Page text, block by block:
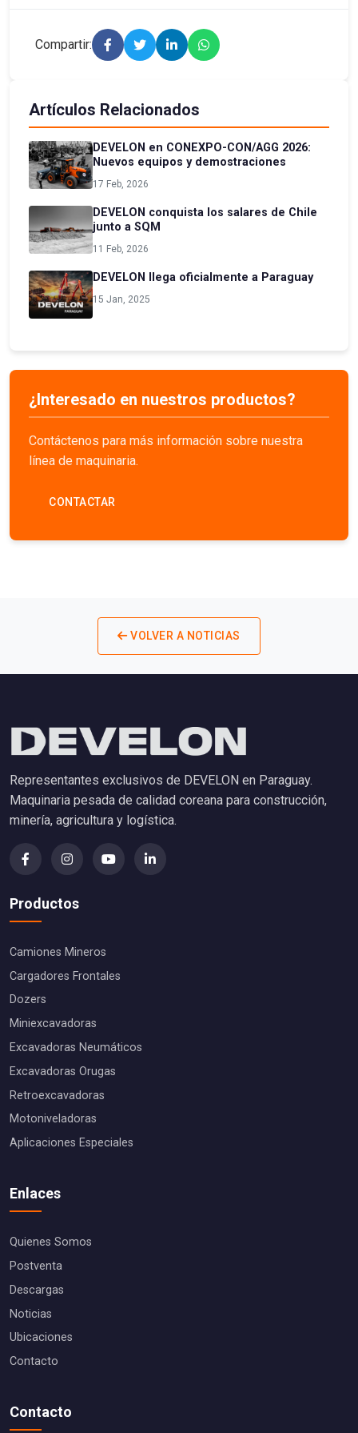
Compartir:
Artículos Relacionados
DEVELON en CONEXPO-CON/AGG 2026:
Nuevos equipos y demostraciones
17 Feb, 2026
DEVELON conquista los salares de Chile
junto a SQM
11 Feb, 2026
DEVELON llega oficialmente a Paraguay
15 Jan, 2025
¿Interesado en nuestros productos?
Contáctenos para más información sobre nuestra
línea de maquinaria.
CONTACTAR
VOLVER A NOTICIAS
Representantes exclusivos de DEVELON en Paraguay.
Maquinaria pesada de calidad coreana para construcción,
minería, agricultura y logística.
Productos
Camiones Mineros
Cargadores Frontales
Dozers
Miniexcavadoras
Excavadoras Neumáticos
Excavadoras Orugas
Retroexcavadoras
Motoniveladoras
Aplicaciones Especiales
Enlaces
Quienes Somos
Postventa
Descargas
Noticias
Ubicaciones
Contacto
Contacto